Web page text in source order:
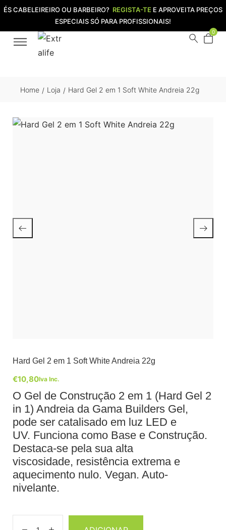
ÉS CABELEIREIRO OU BARBEIRO? REGISTA-TE E APROVEITA PREÇOS
ESPECIAIS SÓ PARA PROFISSIONAIS!
0
Home / Loja / Hard Gel 2 em 1 Soft White Andreia 22g
Hard Gel 2 em 1 Soft White Andreia 22g
€10,80Iva Inc.
O Gel de Construção 2 em 1 (Hard Gel 2
in 1) Andreia da Gama Builders Gel,
pode ser catalisado em luz LED e
UV. Funciona como Base e Construção.
Destaca-se pela sua alta
viscosidade, resistência extrema e
aquecimento nulo. Vegan. Auto-
nivelante.